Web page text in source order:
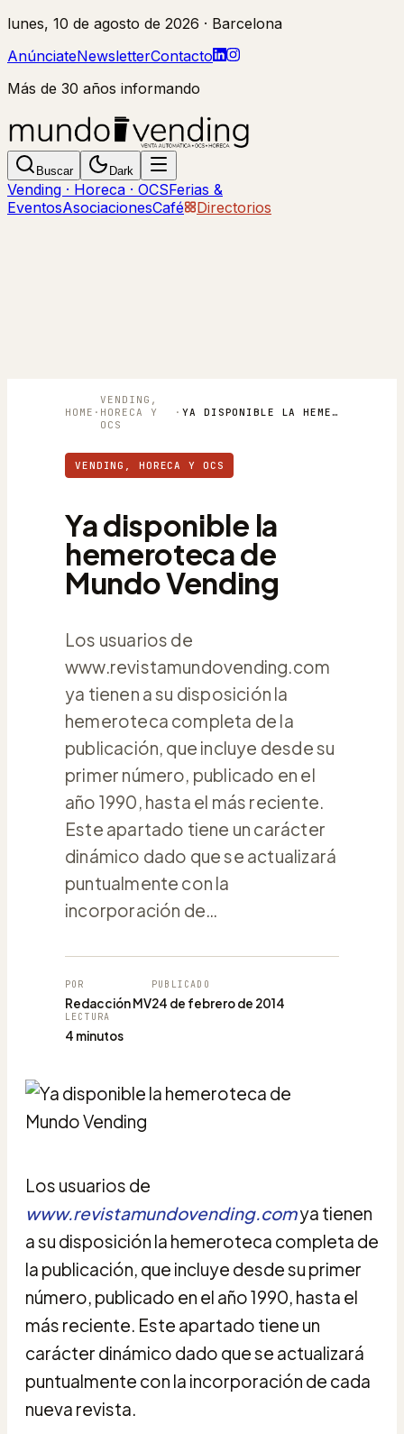
lunes, 10 de agosto de 2026 · Barcelona
AnúnciateNewsletterContacto
Más de 30 años informando
Buscar Dark
Vending · Horeca · OCSFerias &
EventosAsociacionesCafé Directorios
HOME ·
VENDING,
HORECA Y
OCS
· YA DISPONIBLE LA HEMEROTECA DE MUNDO VENDING
VENDING, HORECA Y OCS
Ya disponible la
hemeroteca de
Mundo Vending
Los usuarios de
www.revistamundovending.com
ya tienen a su disposición la
hemeroteca completa de la
publicación, que incluye desde su
primer número, publicado en el
año 1990, hasta el más reciente.
Este apartado tiene un carácter
dinámico dado que se actualizará
puntualmente con la
incorporación de…
POR
Redacción MV
PUBLICADO
24 de febrero de 2014
LECTURA
4 minutos
Los usuarios de
www.revistamundovending.comya tienen
a su disposición la hemeroteca completa de
la publicación, que incluye desde su primer
número, publicado en el año 1990, hasta el
más reciente. Este apartado tiene un
carácter dinámico dado que se actualizará
puntualmente con la incorporación de cada
nueva revista.